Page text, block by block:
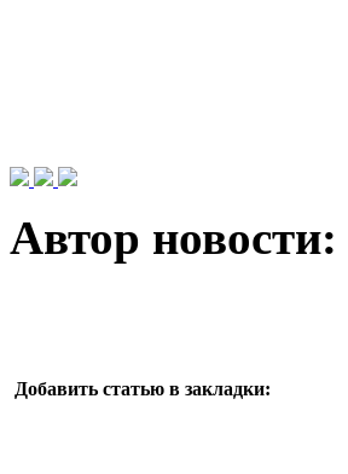
Автор новости:
Добавить статью в закладки: